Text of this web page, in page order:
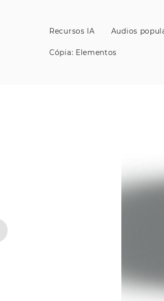
Recursos IA Audios
Cópia: Elementos